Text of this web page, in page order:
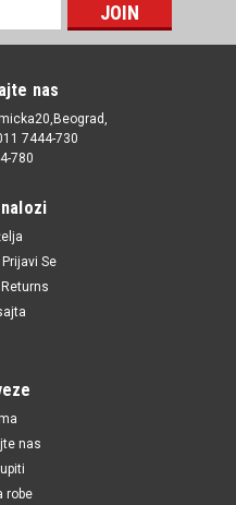
nas
7444-730
780
Prijavi Se
nas
robe